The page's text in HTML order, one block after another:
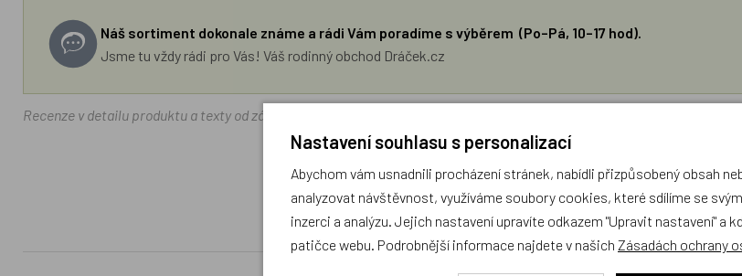
Náš sortiment dokonale známe a rádi Vám poradíme s výběrem (Po–Pá, 10–17 hod).
Jsme tu vždy rádi pro Vás! Váš rodinný obchod Dráček.cz
Recenze v detailu produktu a texty od zákazníků v poradně odrážejí výhradně názory a stanoviska zákazníků.
Zatím zde nejsou žádné dotazy. Buďte první, kdo
Nastavení souhlasu s personalizací
Abychom vám usnadnili procházení stránek, nabídli přizpůsobený obsah
analyzovat návštěvnost, využíváme soubory cookies, které sdílíme se
inzerci a analýzu. Jejich nastavení upravíte odkazem "Upravit nastavení" a
patičce webu. Podrobnější informace najdete v našich Zásadách ochrany